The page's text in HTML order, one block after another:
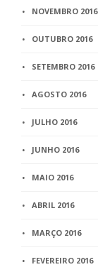
NOVEMBRO 2016
OUTUBRO 2016
SETEMBRO 2016
AGOSTO 2016
JULHO 2016
JUNHO 2016
MAIO 2016
ABRIL 2016
MARÇO 2016
FEVEREIRO 2016